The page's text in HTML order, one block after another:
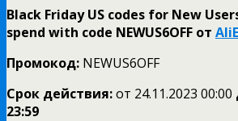
Black Friday US codes for New
spend with code NEWUS6OFF от
Промокод: NEWUS6OFF
Срок действия:от 24.11.2023 00:00
23:59